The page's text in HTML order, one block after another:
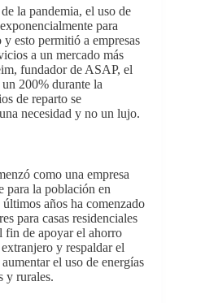
la pandemia, el uso de
para
esto permitió a empresas
a un mercado más
fundador de ASAP, el
200% durante la
de reparto se
necesidad y no un lujo.
como una empresa
para la población en
años ha comenzado
para casas residenciales
fin de apoyar el ahorro
y respaldar el
el uso de energías
y rurales.